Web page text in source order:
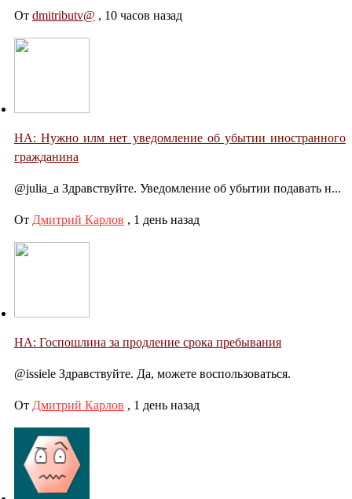
От dmitributv@ , 10 часов назад
НА: Нужно илм нет уведомление об убытии иностранного
гражданина
@julia_a Здравствуйте. Уведомление об убытии подавать н...
От Дмитрий Карлов , 1 день назад
НА: Госпошлина за продление срока пребывания
@issiele Здравствуйте. Да, можете воспользоваться.
От Дмитрий Карлов , 1 день назад